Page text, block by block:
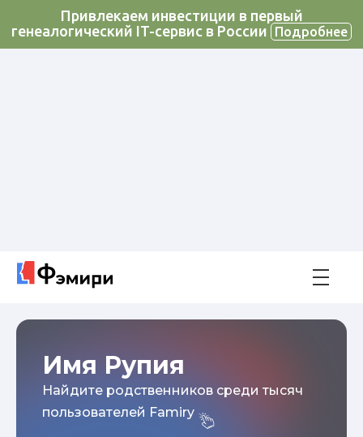
Привлекаем инвестиции в первый
генеалогический IT-сервис в России
Подробнее
Имя Рупия
Найдите родственников среди тысяч
пользователей Famiry